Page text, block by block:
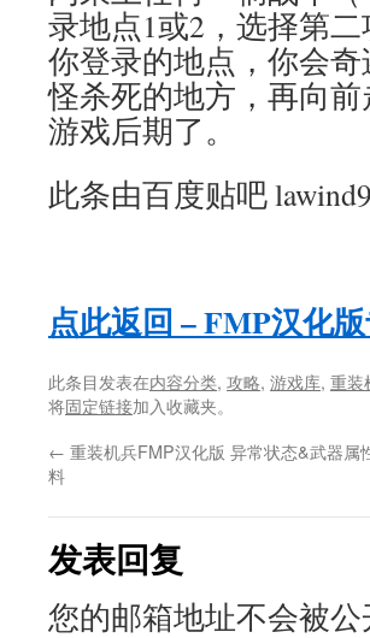
录地点1或2，选择第
你登录的地点，你会
怪杀死的地方，再向
游戏后期了。
此条由百度贴吧
点此返回 – FMP汉化
此条目发表在内容分类, 攻略, 游戏库, 重装
将固定链接加入收藏夹。
← 重装机兵FMP汉化版 异常状态&武器属
料
发表回复
您的邮箱地址不会被公